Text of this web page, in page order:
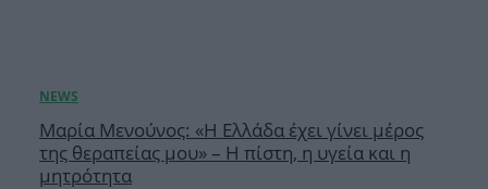
Μαρία Μενούνος: «Η Ελλάδα έχει γίνει μέρος
της θεραπείας μου» – Η πίστη, η υγεία και η
μητρότητα